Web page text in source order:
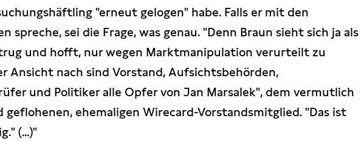
"erneut gelogen" habe. Falls er mit den
spreche, sei die Frage, was genau. "Denn Braun sieht sich ja als
und hofft, nur wegen Marktmanipulation verurteilt zu
Ansicht nach sind Vorstand, Aufsichtsbehörden,
und Politiker alle Opfer von Jan Marsalek", dem vermutlich
geflohenen, ehemaligen Wirecard-Vorstandsmitglied. "Das ist
(...)"